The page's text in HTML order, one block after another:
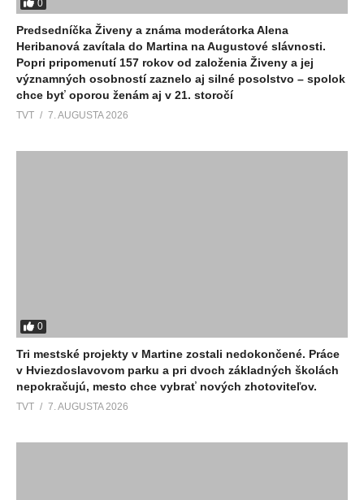
0
Predsedníčka Živeny a známa moderátorka Alena
Heribanová zavítala do Martina na Augustové slávnosti.
Popri pripomenutí 157 rokov od založenia Živeny a jej
významných osobností zaznelo aj silné posolstvo – spolok
chce byť oporou ženám aj v 21. storočí
TVT 7. AUGUSTA 2026
0
Tri mestské projekty v Martine zostali nedokončené. Práce
v Hviezdoslavovom parku a pri dvoch základných školách
nepokračujú, mesto chce vybrať nových zhotoviteľov.
TVT 7. AUGUSTA 2026